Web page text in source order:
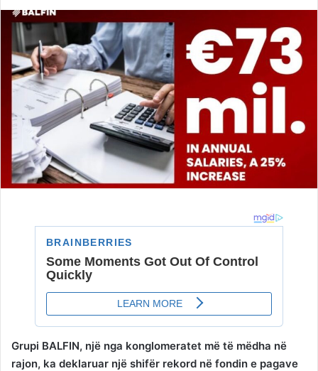
Grupi BALFIN, një nga konglomeratet më të mëdha në
rajon, ka deklaruar një shifër rekord në fondin e pagave